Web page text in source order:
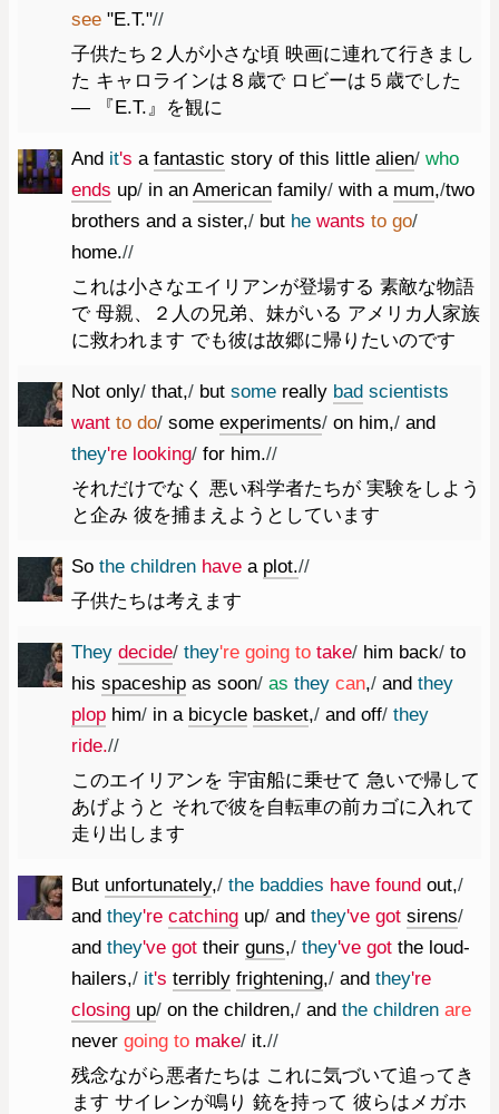
see "E.T."//
子供たち２人が小さな頃 映画に連れて行きまし
た キャロラインは８歳で ロビーは５歳でした
― 『E.T.』を観に
And it's a fantastic story of this little alien/ who
ends up/ in an American family/ with a mum,/two
brothers and a sister,/ but he wants to go/
home.//
これは小さなエイリアンが登場する 素敵な物語
で 母親、２人の兄弟、妹がいる アメリカ人家族
に救われます でも彼は故郷に帰りたいのです
Not only/ that,/ but some really bad scientists
want to do/ some experiments/ on him,/ and
they're looking/ for him.//
それだけでなく 悪い科学者たちが 実験をしよう
と企み 彼を捕まえようとしています
So the children have a plot.//
子供たちは考えます
They decide/ they're going to take/ him back/ to
his spaceship as soon/ as they can,/ and they
plop him/ in a bicycle basket,/ and off/ they
ride.//
このエイリアンを 宇宙船に乗せて 急いで帰して
あげようと それで彼を自転車の前カゴに入れて
走り出します
But unfortunately,/ the baddies have found out,/
and they're catching up/ and they've got sirens/
and they've got their guns,/ they've got the loud-
hailers,/ it's terribly frightening,/ and they're
closing up/ on the children,/ and the children are
never going to make/ it.//
残念ながら悪者たちは これに気づいて追ってき
ます サイレンが鳴り 銃を持って 彼らはメガホ